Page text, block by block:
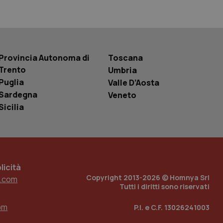
Autonoma di
Toscana
Umbria
Valle D’Aosta
Veneto
Copyright 2013-2026 © Homnya Srl
Tutti i diritti sono riservati
P.I. e C.F. 13026241003
di accesso per
Analytics
traccia
incorporati
del sito web sta
di